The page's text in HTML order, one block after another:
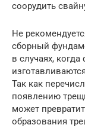
соорудить
Не
сборный
в случаях,
Так как
появлению
может
образования